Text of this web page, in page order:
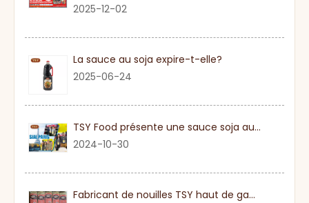
2025-12-02
La sauce au soja expire-t-elle?
2025-06-24
TSY Food présente une sauce soja authentique au SIAL PARIS 2024
2024-10-30
Fabricant de nouilles TSY haut de gamme dans le Guangdong